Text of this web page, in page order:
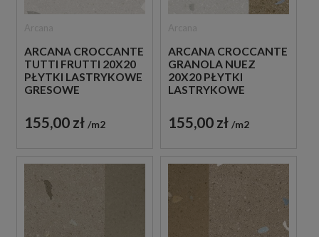
ARCANA CROCCANTE
TUTTI FRUTTI 20X20
PŁYTKI LASTRYKOWE
GRESOWE
155,00 zł m2
ARCANA CROCCANTE
GRANOLA NUEZ
20X20 PŁYTKI
LASTRYKOWE
155,00 zł m2